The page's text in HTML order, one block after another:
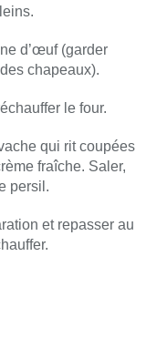
d’œuf (garder
chapeaux).
le four.
qui rit coupées
fraîche. Saler,
persil.
et repasser au